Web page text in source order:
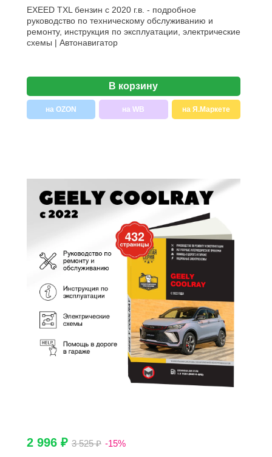
EXEED TXL бензин с 2020 г.в. - подробное
руководство по техническому обслуживанию и
ремонту, инструкция по эксплуатации, электрические
схемы | Автонавигатор
В корзину
на OZON на WB на Я.Маркете
2 996 ₽ 3 525 ₽ -15%